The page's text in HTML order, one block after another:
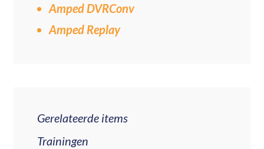
Amped DVRConv
Amped Replay
Gerelateerde items
Trainingen